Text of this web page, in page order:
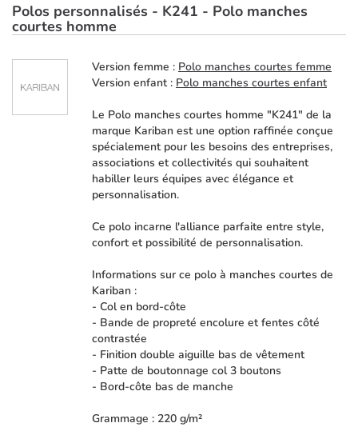
Polos personnalisés - K241 - Polo manches
courtes homme
Version femme : Polo manches courtes femme
Version enfant : Polo manches courtes enfant
Le Polo manches courtes homme "K241" de la
marque Kariban est une option raffinée conçue
spécialement pour les besoins des entreprises,
associations et collectivités qui souhaitent
habiller leurs équipes avec élégance et
personnalisation.
Ce polo incarne l'alliance parfaite entre style,
confort et possibilité de personnalisation.
Informations sur ce polo à manches courtes de
Kariban :
- Col en bord-côte
- Bande de propreté encolure et fentes côté
contrastée
- Finition double aiguille bas de vêtement
- Patte de boutonnage col 3 boutons
- Bord-côte bas de manche
Grammage : 220 g/m²